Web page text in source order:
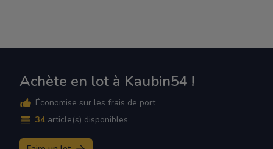
Achète en lot à Kaubin54 !
Économise sur les frais de port
34 article(s) disponibles